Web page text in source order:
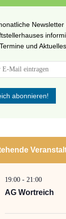
und Aktuelles.
19:00 - 21:00
AG Wortreich